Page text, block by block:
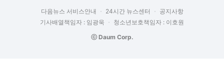
다음뉴스 서비스안내 24시간 뉴스센터
공지사항
기사배열책임자 : 임광욱
청소년보호책임자 : 이호원
ⓒ Daum Corp.